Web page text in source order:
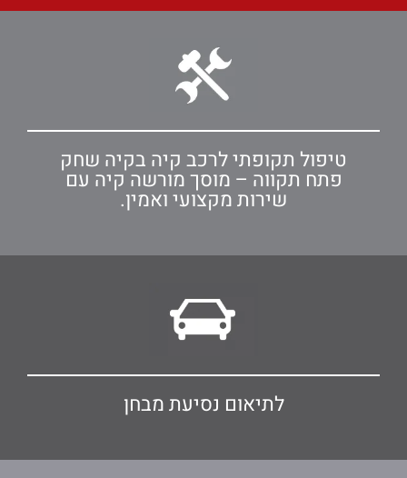
טיפול תקופתי לרכב קיה בקיה שחק
פתח תקווה – מוסך מורשה קיה עם
שירות מקצועי ואמין.
לתיאום נסיעת מבחן